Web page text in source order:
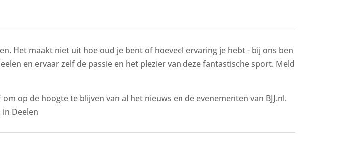
Het maakt niet uit hoe oud je bent of hoeveel ervaring je hebt - bij ons ben
en ervaar zelf de passie en het plezier van deze fantastische sport. Meld
op de hoogte te blijven van al het nieuws en de evenementen van BJJ.nl.
Deelen